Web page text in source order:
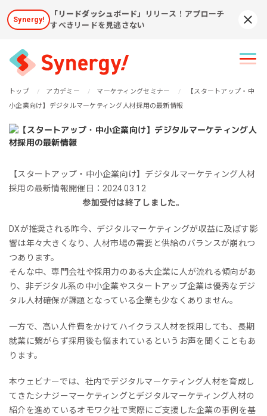
Synergy!
「リードダッシュボード」
リリース！アプローチ
すべきリードを見逃さない
トップ アカデミー マーケティングセミナー
【スタートアップ・中
小企業向け】デジタルマーケティング人材採用の最新情報
【スタートアップ・中小企業向け】デジタルマーケティング人材
採用の最新情報開催日：2024.03.12
参加受付は終了しました。
DXが推奨される昨今、デジタルマーケティングが収益に及ぼす影
響は年々大きくなり、人材市場の需要と供給のバランスが崩れつ
つあります。
そんな中、専門会社や採用力のある大企業に人が流れる傾向があ
り、非デジタル系の中小企業やスタートアップ企業は優秀なデジ
タル人材確保が課題となっている企業も少なくありません。
一方で、高い人件費をかけてハイクラス人材を採用しても、長期
就業に繋がらず採用後も悩まれているというお声を聞くこともあ
ります。
本ウェビナーでは、社内でデジタルマーケティング人材を育成し
てきたシナジーマーケティングとデジタルマーケティング人材の
紹介を進めているオモワク社で実際にご支援した企業の事例を基